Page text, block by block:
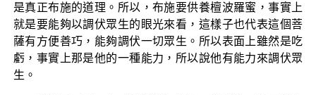
是真正布施的道理。所以，布施要供養檀波羅蜜，事實上
就是要能夠以調伏眾生的眼光來看，這樣子也代表這個菩
薩有方便善巧，能夠調伏一切眾生。所以表面上雖然是吃
虧，事實上那是他的一種能力，所以說他有能力來調伏眾
生。